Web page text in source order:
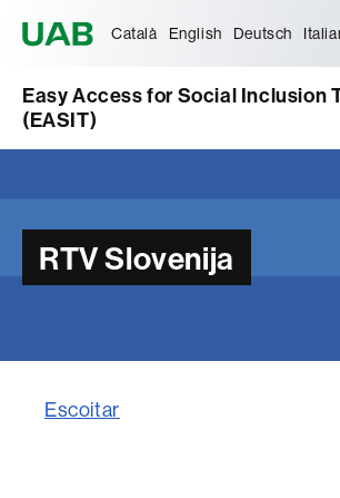
Català English Deutsch
Easy Access for Social Inclusion
(EASIT)
RTV Slovenija
Escoitar